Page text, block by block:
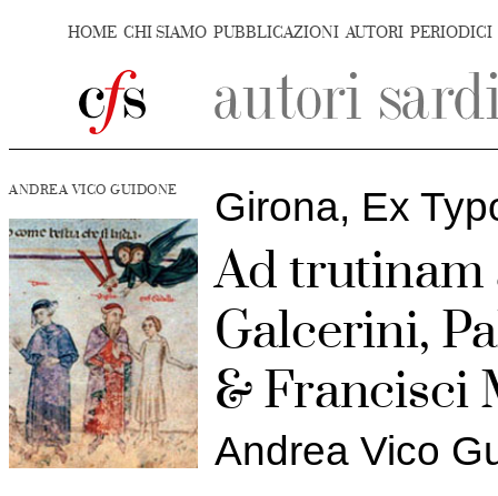
HOME CHI SIAMO PUBBLICAZIONI AUTORI PERIODICI
ANDREA VICO GUIDONE Girona, Ex
Ad trutinam
Galcerini,
& Francisci
Andrea Vico